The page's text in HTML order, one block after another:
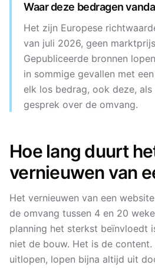
Waar deze bedragen
Het zijn Europese
van juli 2026, geen
Gepubliceerde bronnen
in sommige gevallen met
elk los bedrag, ook deze,
gesprek over de omvang.
Hoe lang duurt
vernieuwen van
Het vernieuwen van een
de omvang tussen 4 en 20
planning het sterkst beïnvloedt
niet de bouw. Het is de
uitlopen, lopen bijna altijd uit